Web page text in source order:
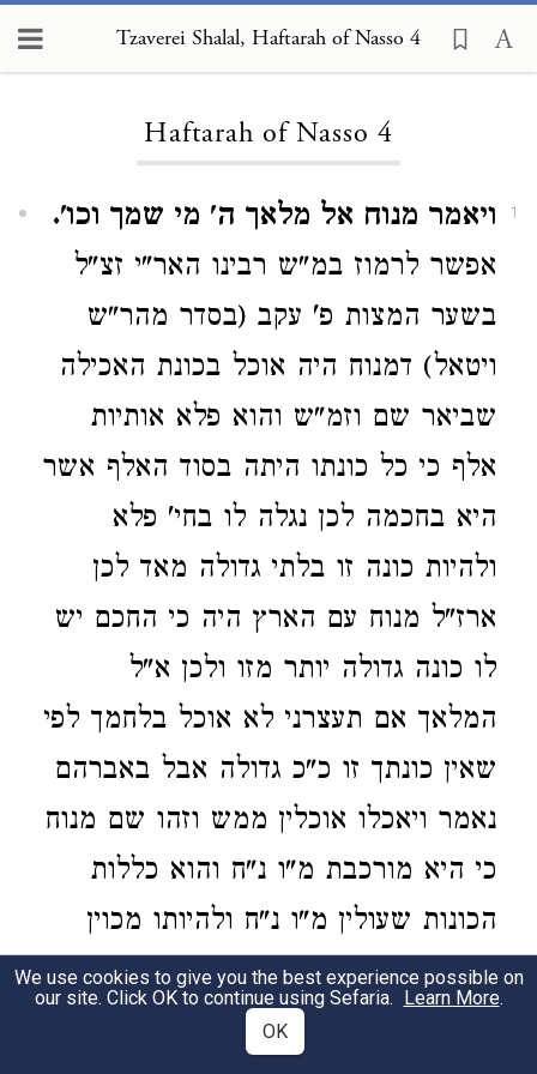
Tzaverei Shalal, Haftarah of Nasso 4
Haftarah of Nasso 4
1
ויאמר מנוח אל מלאך ה' מי שמך וכו'.
אפשר לרמוז במ"ש רבינו האר"י זצ"ל
בשער המצות פ' עקב (בסדר מהר"ש
ויטאל) דמנוח היה אוכל בכונת האכילה
שביאר שם וזמ"ש והוא פלא אותיות
אלף כי כל כונתו היתה בסוד האלף אשר
היא בחכמה לכן נגלה לו בחי' פלא
ולהיות כונה זו בלתי גדולה מאד לכן
ארז"ל מנוח עם הארץ היה כי החכם יש
לו כונה גדולה יותר מזו ולכן א"ל
המלאך אם תעצרני לא אוכל בלחמך לפי
שאין כונתך זו כ"כ גדולה אבל באברהם
נאמר ויאכלו אוכלין ממש וזהו שם מנוח
כי היא מורכבת מ"ו נ"ח והוא כללות
הכונות שעולין מ"ו נ"ח ולהיותו מכוין
בזה ועושה בירור הזה תמיד כל ימיו לכן
We use cookies to give you the best experience possible on
our site. Click OK to continue using Sefaria. Learn More.
OK